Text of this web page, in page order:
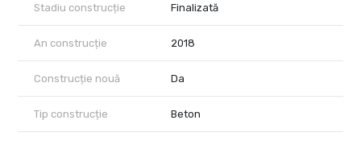
Stadiu construcție Finalizată
An construcție 2018
Construcție nouă Da
Tip construcție Beton